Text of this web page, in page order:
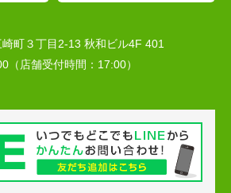
町３丁目2-13 秋和ビル4F 401
（店舗受付時間：17:00）